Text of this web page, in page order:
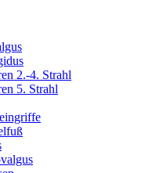
2.-4. Strahl
5. Strahl